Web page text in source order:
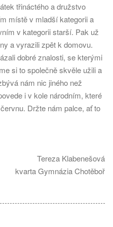
třináctého a družstvo
místě v mladší kategorii a
v kategorii starší. Pak už
a vyrazili zpět k domovu.
dobré znalosti, se kterými
si to společně skvěle užili a
nám nic jiného než
i v kole národním, které
Držte nám palce, ať to
Tereza Klabenešová
kvarta Gymnázia Chotěboř